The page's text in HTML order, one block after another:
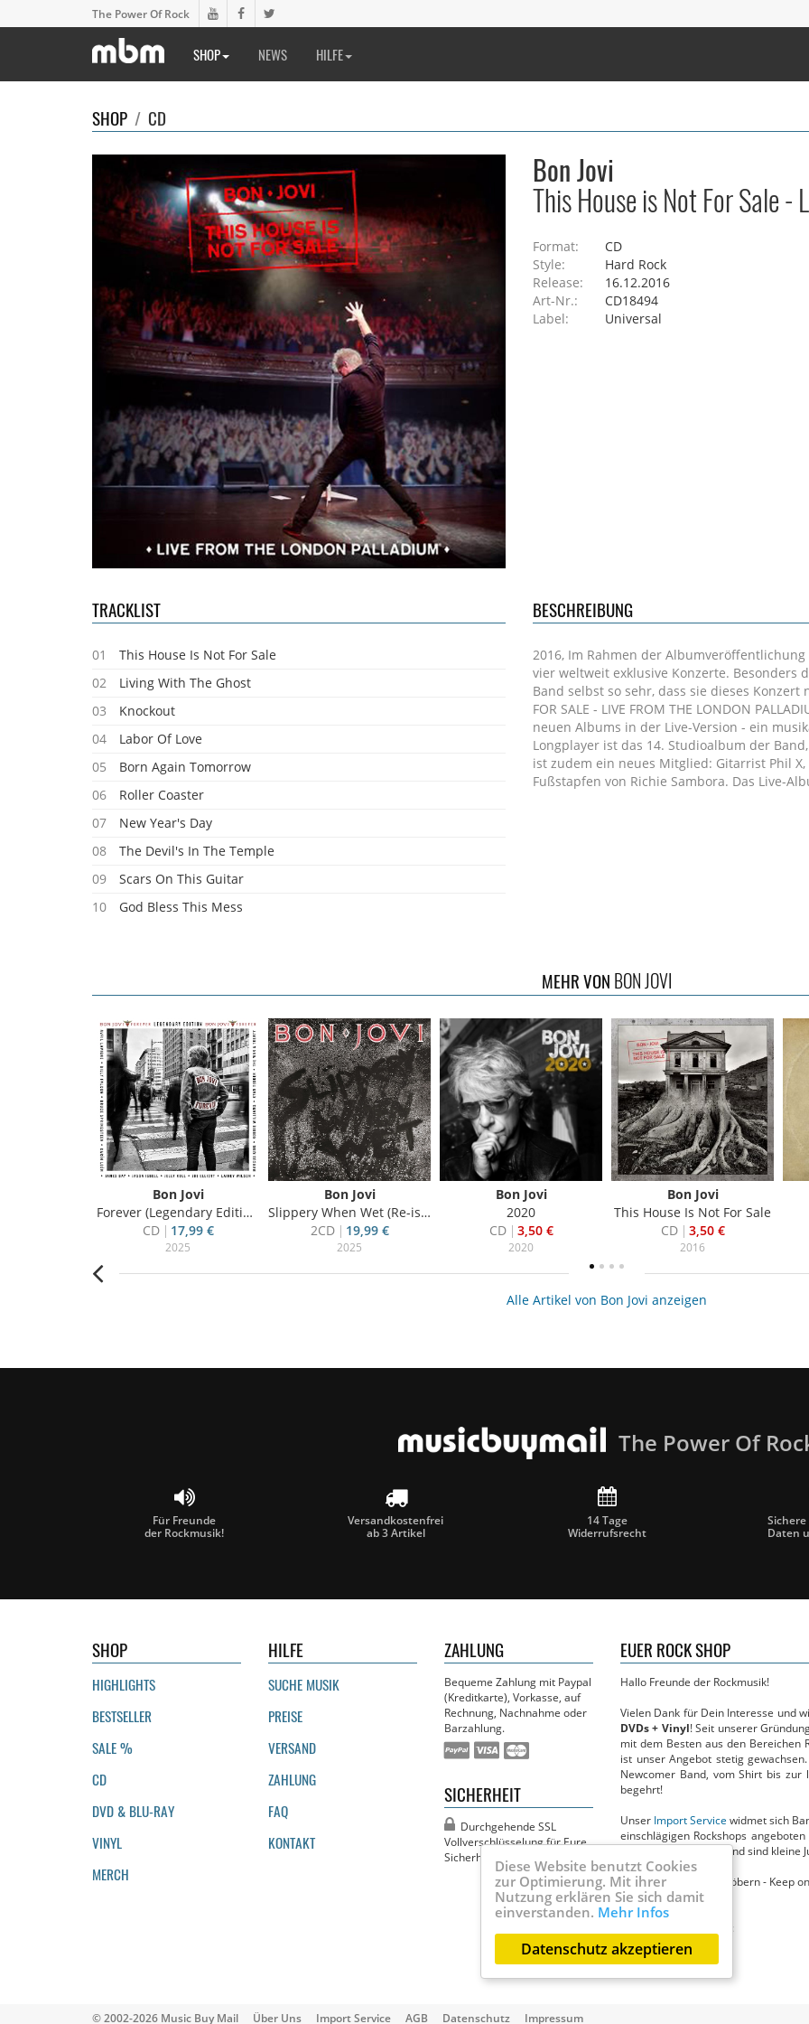
The Power Of Rock
SHOP NEWS HILFE
SHOP / CD
Bon Jovi
This House is Not For Sale -
Format:
CD
Style:
Hard Rock
Release:
16.12.2016
Art-Nr.:
CD18494
Label:
Universal
TRACKLIST
01
This House Is Not For Sale
02
Living With The Ghost
03
Knockout
04
Labor Of Love
05
Born Again Tomorrow
06
Roller Coaster
07
New Year's Day
08
The Devil's In The Temple
09
Scars On This Guitar
10
God Bless This Mess
We Don't Run
15
Come On Up To Our House
BESCHREIBUNG
2016, Im Rahmen der Albumveröffentlichung
vier weltweit exklusive Konzerte. Besonders
Band selbst so sehr, dass sie dieses Konzert
FOR SALE - LIVE FROM THE LONDON
neuen Albums in der Live-Version - ein
Longplayer ist das 14. Studioalbum der
ist zudem ein neues Mitglied: Gitarrist Phil
Fußstapfen von Richie Sambora. Das Live-
MEHR VON BON JOVI
Bon Jovi
Forever (Legendary Edition)
CD
17,99 €
2025
Bon Jovi
Slippery When Wet (Re-issue) Deulxe Edition
2CD
19,99 €
2025
Bon Jovi
2020
CD
3,50 €
2020
Bon Jovi
This House Is Not For Sale
CD
3,50 €
2016
Alle Artikel von Bon Jovi anzeigen
The Power Of
Für Freunde
der Rockmusik!
Versandkostenfrei
ab 3 Artikel
14 Tage
Widerrufsrecht
Daten
SHOP
HIGHLIGHTS
BESTSELLER
SALE %
CD
DVD & BLU-RAY
VINYL
MERCH
HILFE
SUCHE MUSIK
PREISE
VERSAND
ZAHLUNG
FAQ
KONTAKT
ZAHLUNG
Bequeme Zahlung mit Paypal
(Kreditkarte), Vorkasse, auf
Rechnung, Nachnahme oder
Barzahlung.
SICHERHEIT
Durchgehende SSL
Vollver­­schlüsselung für Eure
Sicherheit!
EUER ROCK SHOP
Hallo Freunde der Rockmusik!
Vielen Dank für Dein Interesse und
DVDs + Vinyl! Seit unserer
mit dem Besten aus den Bereichen
ist unser Angebot stetig
Newcomer Band, vom Shirt bis zur
begehrt!
Unser Import Service widmet sich
einschlägigen Rockshops
Circus in nichts nach und sind
Jetzt viel Spaß beim Stöbern - Keep
Dein MBM Team
Ihr findet uns auch bei:
© 2002-2026 Music Buy Mail Über Uns Import Service AGB Datenschutz Impressum
Diese Website benutzt Cookies
zur Optimierung. Mit ihrer
Nutzung erklären Sie sich damit
einverstanden. Mehr Infos
Datenschutz akzeptieren